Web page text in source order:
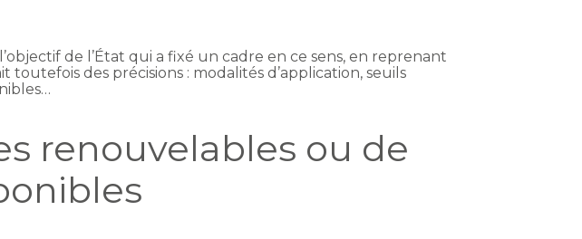
de l’État qui a fixé un cadre en ce sens, en reprenant
des précisions : modalités d’application, seuils
renouvelables ou de